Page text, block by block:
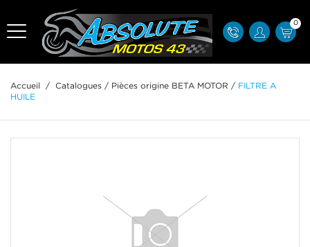
0
Accueil / Catalogues / Pièces origine BETA MOTOR /
FILTRE A
HUILE